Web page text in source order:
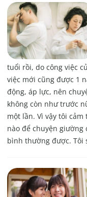
tuổi rồi, do công việc
việc mới cũng được 1
động, áp lực, nên
không còn như trước
một lần. Vì vậy tôi
nào để chuyện giường
bình thường được. Tôi